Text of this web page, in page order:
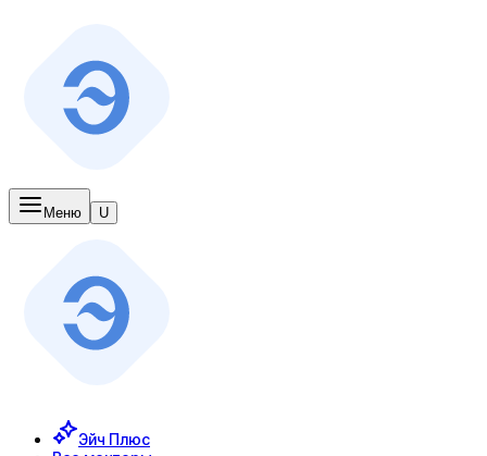
Меню U
Эйч Плюс